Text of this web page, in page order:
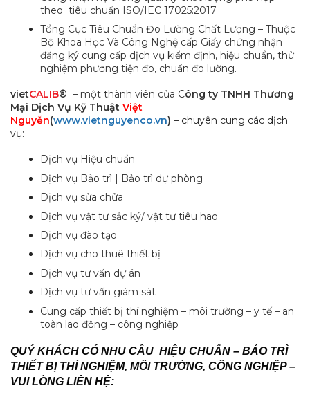
theo tiêu chuẩn ISO/IEC 17025:2017
Tổng Cục Tiêu Chuẩn Đo Lường Chất Lượng – Thuộc
Bộ Khoa Học Và Công Nghệ cấp Giấy chứng nhận
đăng ký cung cấp dịch vụ kiểm định, hiệu chuẩn, thử
nghiệm phương tiện đo, chuẩn đo lường.
vietCALIB® – một thành viên của Công ty TNHH Thương
Mại Dịch Vụ Kỹ Thuật Việt
Nguyễn(www.vietnguyenco.vn) – chuyên cung các dịch
vụ:
Dịch vụ Hiệu chuẩn
Dịch vụ Bảo trì | Bảo trì dự phòng
Dịch vụ sửa chửa
Dịch vụ vật tư sắc ký/ vật tư tiêu hao
Dịch vụ đào tạo
Dịch vụ cho thuê thiết bị
Dịch vụ tư vấn dự án
Dịch vụ tư vấn giám sát
Cung cấp thiết bị thí nghiệm – môi trường – y tế – an
toàn lao động – công nghiệp
QUÝ KHÁCH CÓ NHU CẦU HIỆU CHUẨN – BẢO TRÌ
THIẾT BỊ THÍ NGHIỆM, MÔI TRƯỜNG, CÔNG NGHIỆP –
VUI LÒNG LIÊN HỆ: